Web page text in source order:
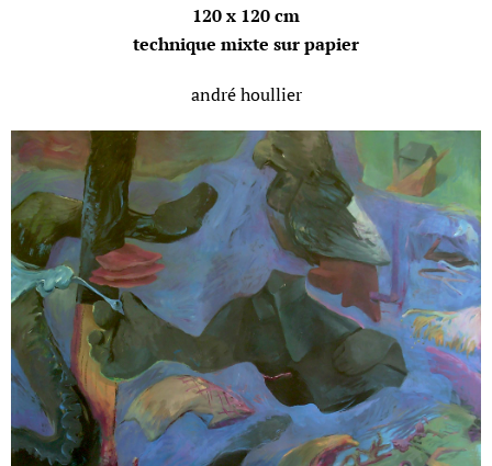
120 x 120 cm
technique mixte sur papier
andré houllier